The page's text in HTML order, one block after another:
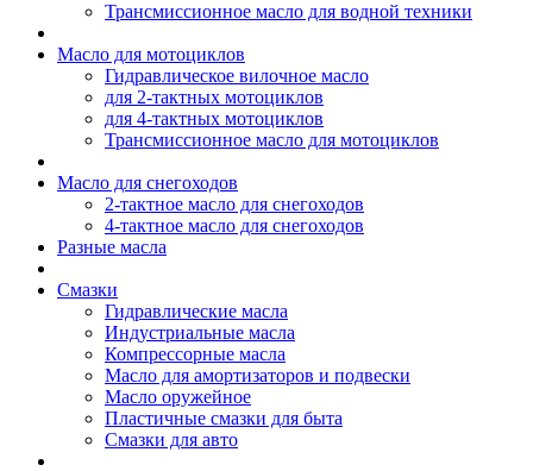
Трансмиссионное масло для водной техники
Масло для мотоциклов
Гидравлическое вилочное масло
для 2-тактных мотоциклов
для 4-тактных мотоциклов
Трансмиссионное масло для мотоциклов
Масло для снегоходов
2-тактное масло для снегоходов
4-тактное масло для снегоходов
Разные масла
Смазки
Гидравлические масла
Индустриальные масла
Компрессорные масла
Масло для амортизаторов и подвески
Масло оружейное
Пластичные смазки для быта
Смазки для авто